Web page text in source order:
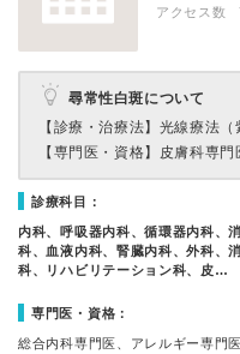
アクセス数
尋常性白斑について
【診療・治療法】 光線療法（
【専門医・資格】 皮膚科専門
診療科目：
内科、呼吸器内科、循環器内科、
科、血液内科、腎臓内科、外科、
科、リハビリテーション科、皮…
専門医・資格：
総合内科専門医、アレルギー専門